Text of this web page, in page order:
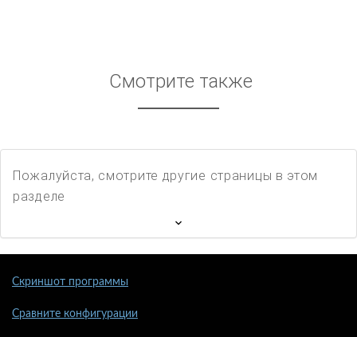
Смотрите также
Пожалуйста, смотрите другие страницы в этом
разделе
Скриншот программы
Сравните конфигурации